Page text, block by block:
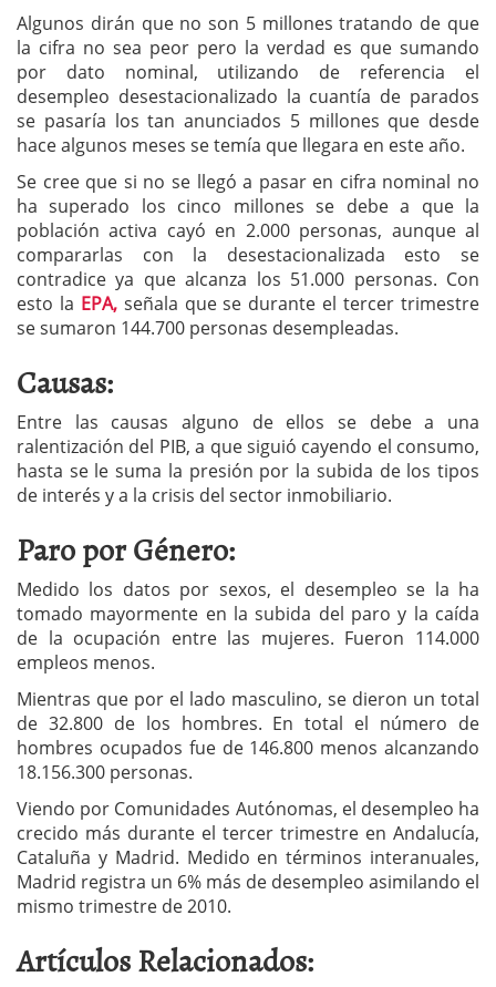
Algunos dirán que no son 5 millones tratando de que
la cifra no sea peor pero la verdad es que sumando
por dato nominal, utilizando de referencia el
desempleo desestacionalizado la cuantía de parados
se pasaría los tan anunciados 5 millones que desde
hace algunos meses se temía que llegara en este año.
Se cree que si no se llegó a pasar en cifra nominal no
ha superado los cinco millones se debe a que la
población activa cayó en 2.000 personas, aunque al
compararlas con la desestacionalizada esto se
contradice ya que alcanza los 51.000 personas. Con
esto la EPA,señala que se durante el tercer trimestre
se sumaron 144.700 personas desempleadas.
Causas:
Entre las causas alguno de ellos se debe a una
ralentización del PIB, a que siguió cayendo el consumo,
hasta se le suma la presión por la subida de los tipos
de interés y a la crisis del sector inmobiliario.
Paro por Género:
Medido los datos por sexos, el desempleo se la ha
tomado mayormente en la subida del paro y la caída
de la ocupación entre las mujeres. Fueron 114.000
empleos menos.
Mientras que por el lado masculino, se dieron un total
de 32.800 de los hombres. En total el número de
hombres ocupados fue de 146.800 menos alcanzando
18.156.300 personas.
Viendo por Comunidades Autónomas, el desempleo ha
crecido más durante el tercer trimestre en Andalucía,
Cataluña y Madrid. Medido en términos interanuales,
Madrid registra un 6% más de desempleo asimilando el
mismo trimestre de 2010.
Artículos Relacionados: